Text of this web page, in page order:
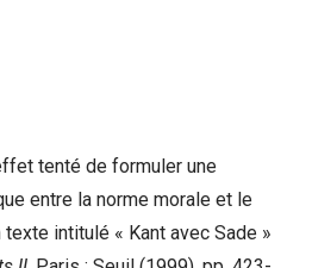
tenté de formuler une
entre la norme morale et le
texte intitulé « Kant avec Sade »